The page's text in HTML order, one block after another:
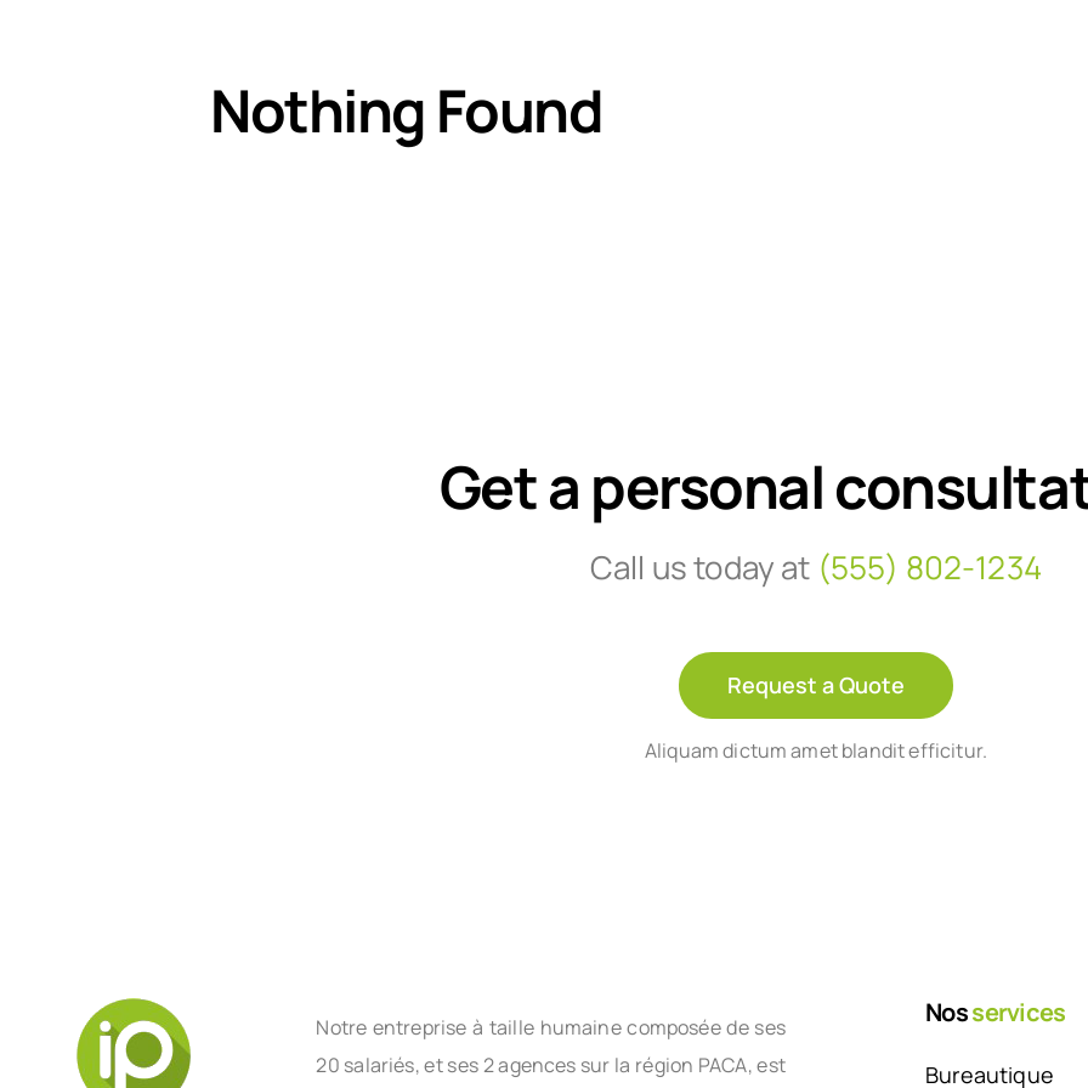
Nothing Found
Get a personal
Call us today at (555) 802-1234
Request a Quote
Aliquam dictum amet blandit efficitur.
Notre entreprise à taille humaine composée de ses
20 salariés, et ses 2 agences sur la région PACA, est
Nosservices
Bureautique